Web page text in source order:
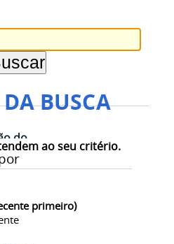
BUSCA
ao seu critério.
primeiro)
do
em
durante
do
70 mil
DF